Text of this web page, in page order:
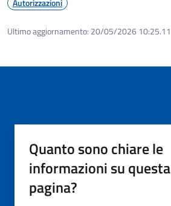
Ultimo aggiornamento: 20/05/2026 10:25.11
Quanto sono chiare le
informazioni su questa
pagina?